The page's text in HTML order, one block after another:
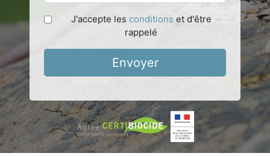
J'accepte les conditions et d'être
rappelé
Envoyer